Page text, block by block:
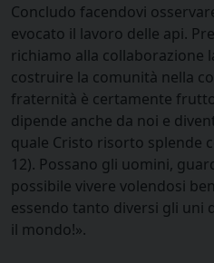
Concludo facendovi
evocato il lavoro delle api.
richiamo alla collaborazione
costruire la comunità nella
fraternità è certamente
dipende anche da noi e
quale Cristo risorto splende
12). Possano gli uomini,
possibile vivere volendosi
essendo tanto diversi gli uni
il mondo!».